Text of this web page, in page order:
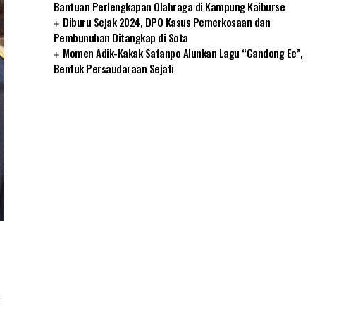
Bantuan Perlengkapan Olahraga di Kampung Kaiburse
Diburu Sejak 2024, DPO Kasus Pemerkosaan dan
Pembunuhan Ditangkap di Sota
Momen Adik-Kakak Safanpo Alunkan Lagu “Gandong Ee”,
Bentuk Persaudaraan Sejati